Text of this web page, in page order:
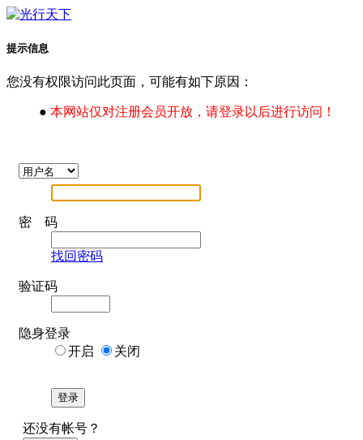
提示信息
您没有权限访问此页面，可能有如下原因：
● 本网站仅对注册会员开放，请登录以后进行访问！
密 码
找回密码
验证码
隐身登录
开启
关闭
登录
还没有帐号？